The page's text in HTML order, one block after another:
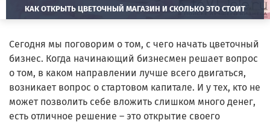
КАК ОТКРЫТЬ ЦВЕТОЧНЫЙ МАГАЗИН И СКОЛЬКО ЭТО СТОИТ
Сегодня мы поговорим о том, с чего начать цветочный
бизнес. Когда начинающий бизнесмен решает вопрос
о том, в каком направлении лучше всего двигаться,
возникает вопрос о стартовом капитале. И у тех, кто не
может позволить себе вложить слишком много денег,
есть отличное решение – это открытие своего